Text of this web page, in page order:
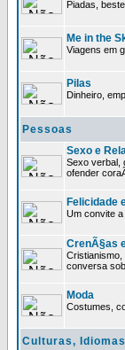
Piadas,
Me in the
Viagens em
Pilas
Dinheiro,
Pessoas
Sexo e
Sexo verbal,
ofender
Felicidade
Um convite
CrenÃ§as
conversa
Moda
Costumes,
Culturas,